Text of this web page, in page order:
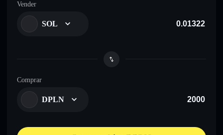
Vender
SOL
Comprar
DPLN